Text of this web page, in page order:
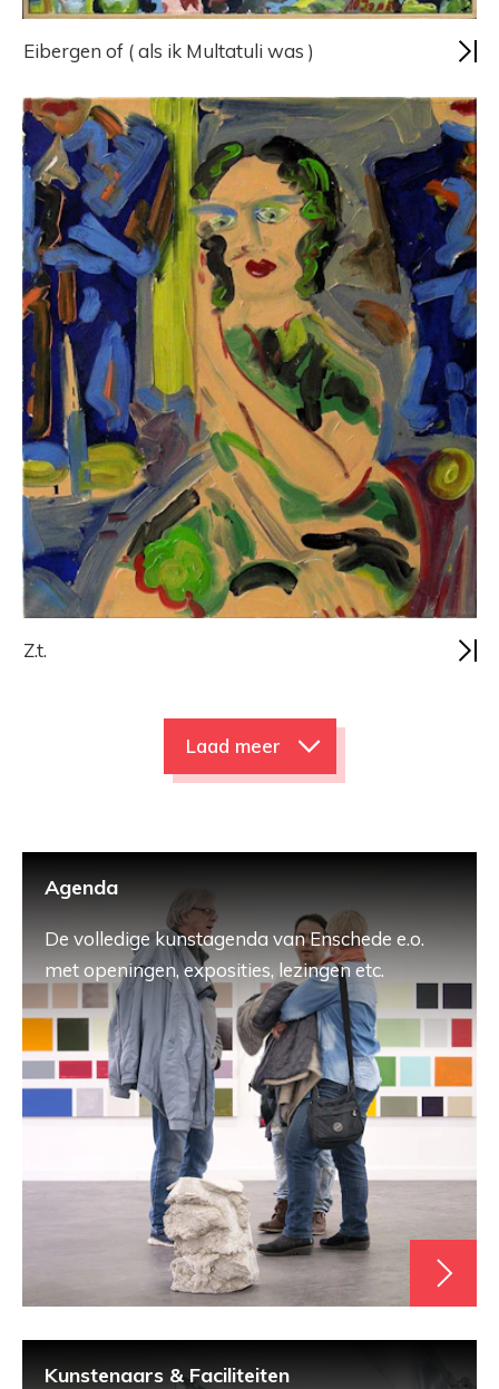
Eibergen of ( als ik Multatuli was )
Z.t.
Laad meer
Agenda
De volledige kunstagenda van Enschede e.o.
met openingen, exposities, lezingen etc.
Kunstenaars & Faciliteiten